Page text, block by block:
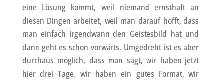
eine Lösung kommt, weil niemand ernsthaft an
diesen Dingen arbeitet, weil man darauf hofft, dass
man einfach irgendwann den Geistesbild hat und
dann geht es schon vorwärts. Umgedreht ist es aber
durchaus möglich, dass man sagt, wir haben jetzt
hier drei Tage, wir haben ein gutes Format, wir